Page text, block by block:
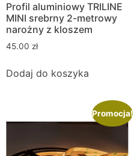
Profil aluminiowy TRILINE
MINI srebrny 2-metrowy
narożny z kloszem
45.00 zł
Dodaj do koszyka
Promocja!